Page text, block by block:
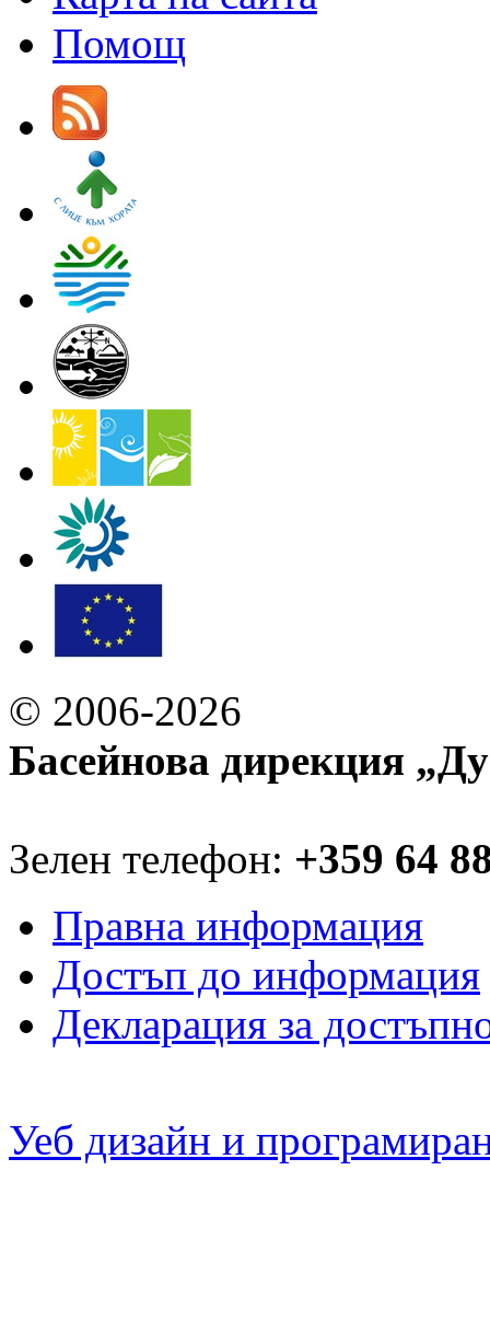
Помощ
© 2006-2026
Басейнова дирекция
Зелен телефон: +359 64
Правна информация
Достъп до информация
Декларация за
Уеб дизайн и